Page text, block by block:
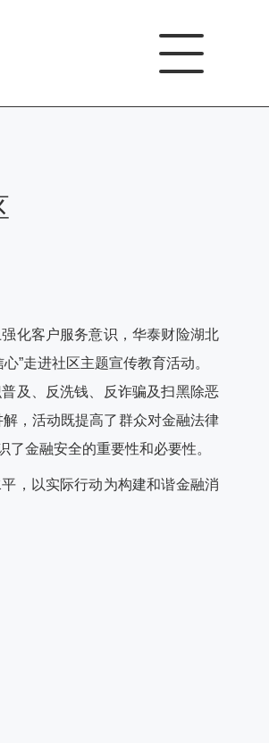
化客户服务意识，华泰财险湖北
”走进社区主题宣传教育活动。
及、反洗钱、反诈骗及扫黑除恶
解，活动既提高了群众对金融法律
金融安全的重要性和必要性。
，以实际行动为构建和谐金融消